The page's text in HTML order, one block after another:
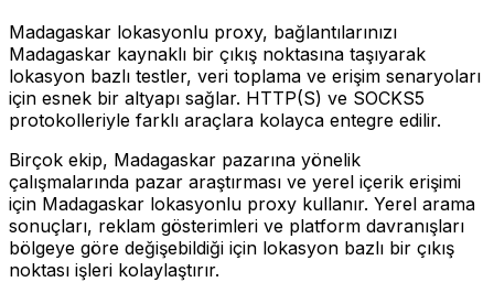
Madagaskar lokasyonlu proxy, bağlantılarınızı
Madagaskar kaynaklı bir çıkış noktasına taşıyarak
lokasyon bazlı testler, veri toplama ve erişim senaryoları
için esnek bir altyapı sağlar. HTTP(S) ve SOCKS5
protokolleriyle farklı araçlara kolayca entegre edilir.
Birçok ekip, Madagaskar pazarına yönelik
çalışmalarında pazar araştırması ve yerel içerik erişimi
için Madagaskar lokasyonlu proxy kullanır. Yerel arama
sonuçları, reklam gösterimleri ve platform davranışları
bölgeye göre değişebildiği için lokasyon bazlı bir çıkış
noktası işleri kolaylaştırır.